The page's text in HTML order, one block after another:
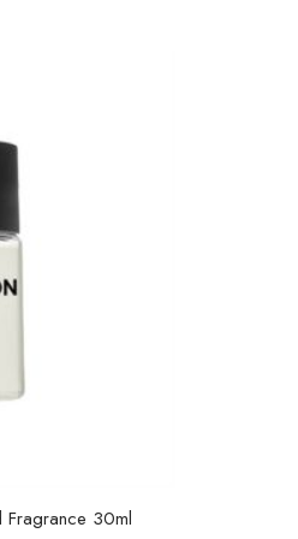
Fragrance 30ml